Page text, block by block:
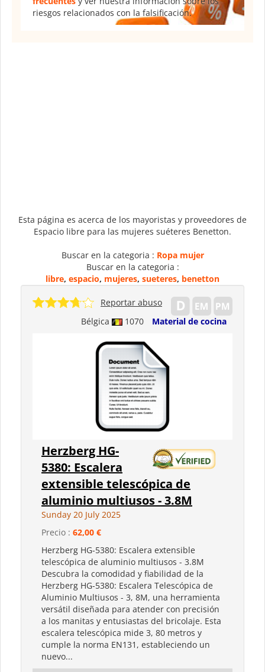
riesgos relacionados con la falsificación.
Esta página es acerca de los mayoristas y proveedores de
Espacio libre para las mujeres suéteres Benetton.
Buscar en la categoria : Ropa mujer
Buscar en la categoria :
libre, espacio, mujeres, sueteres, benetton
Bélgica 1070 Material de cocina
Reportar abuso
Herzberg HG-
5380: Escalera
extensible telescópica de
aluminio multiusos - 3.8M
Sunday 20 July 2025
Precio : 62,00 €
Herzberg HG-5380: Escalera extensible
telescópica de aluminio multiusos - 3.8M
Descubra la comodidad y fiabilidad de la
Herzberg HG-5380: Escalera Telescópica de
Aluminio Multiusos - 3, 8M, una herramienta
versátil diseñada para atender con precisión
a los manitas y entusiastas del bricolaje. Esta
escalera telescópica mide 3, 80 metros y
cumple la norma EN131, estableciendo un
nuevo...